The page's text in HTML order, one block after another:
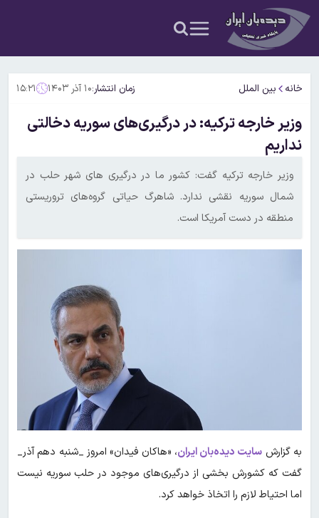
خانه بین الملل زمان انتشار:۱۰ آذر ۱۴۰۳ ۱۵:۲۱
وزیر خارجه ترکیه: در درگیری‌های سوریه دخالتی
نداریم
وزیر خارجه ترکیه گفت: کشور ما در درگیری های شهر حلب در
شمال سوریه نقشی ندارد. شاهرگ حیاتی گروه‌های تروریستی
منطقه در دست آمریکا است.
به گزارش سایت دیده‌بان ایران، «هاکان فیدان» امروز _شنبه دهم آذر_
گفت که کشورش بخشی از درگیری‌های موجود در حلب سوریه نیست
اما احتیاط لازم را اتخاذ خواهد کرد.